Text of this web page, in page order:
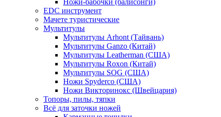
EDC инструмент
Мачете туристические
Мультитулы
Мультитулы Arhont (Тайвань)
Мультитулы Ganzo (Китай)
Мультитулы Leatherman (США)
Мультитулы Roxon (Китай)
Мультитулы SOG (США)
Ножи Spyderco (США)
Ножи Викторинокс (Швейцария)
Топоры, пилы, тяпки
Всё для заточки ножей